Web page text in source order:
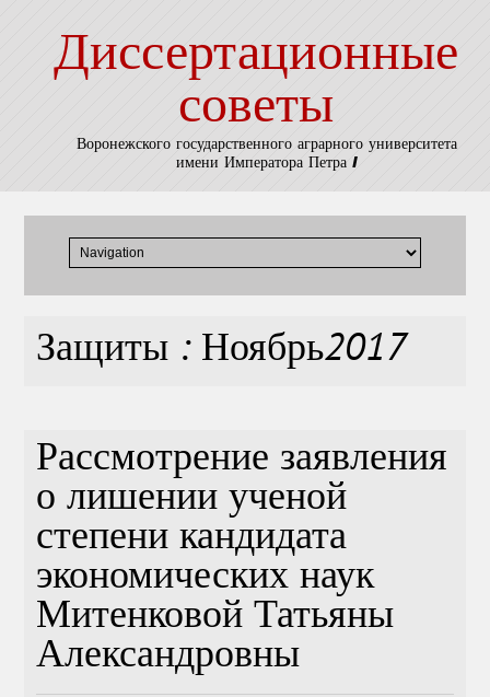
Диссертационные
советы
Воронежского государственного аграрного университета
имени Императора Петра I
Защиты : Ноябрь2017
Рассмотрение заявления
о лишении ученой
степени кандидата
экономических наук
Митенковой Татьяны
Александровны